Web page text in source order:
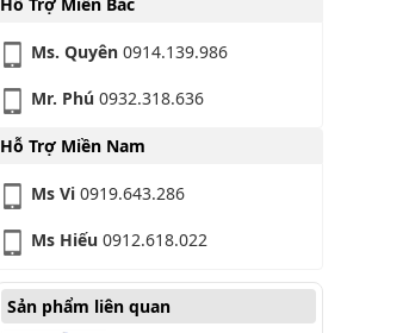
Ms. Quyên 0914.139.986
Mr. Phú 0932.318.636
Hỗ Trợ Miền Nam
Ms Vi 0919.643.286
Ms Hiếu 0912.618.022
Sản phẩm liên quan